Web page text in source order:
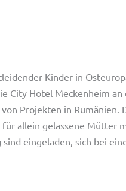
Kinder in
City Hotel Meckenheim
Projekten in Rumänien.
allein gelassene
eingeladen, sich bei